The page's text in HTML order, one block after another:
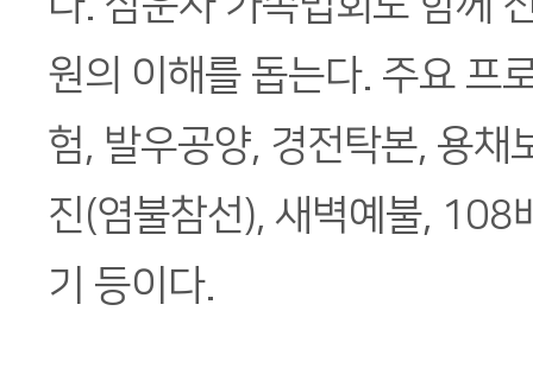
원의 이해를 돕는다. 주요 프
험, 발우공양, 경전탁본, 용채
진(염불참선), 새벽예불, 108
기 등이다.